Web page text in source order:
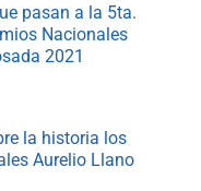
pasan a la 5ta.
Nacionales
2021
la historia los
Aurelio Llano